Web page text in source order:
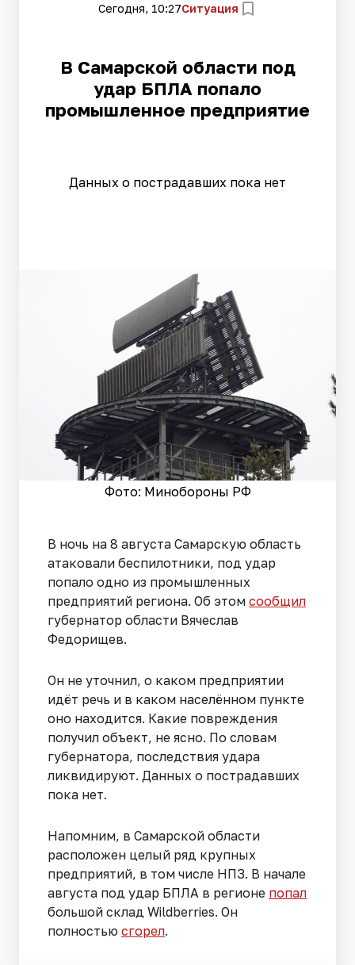
Сегодня, 10:27Ситуация
В Самарской области под
удар БПЛА попало
промышленное предприятие
Данных о пострадавших пока нет
Фото: Минобороны РФ
В ночь на 8 августа Самарскую область
атаковали беспилотники, под удар
попало одно из промышленных
предприятий региона. Об этом сообщил
губернатор области Вячеслав
Федорищев.
Он не уточнил, о каком предприятии
идёт речь и в каком населённом пункте
оно находится. Какие повреждения
получил объект, не ясно. По словам
губернатора, последствия удара
ликвидируют. Данных о пострадавших
пока нет.
Напомним, в Самарской области
расположен целый ряд крупных
предприятий, в том числе НПЗ. В начале
августа под удар БПЛА в регионе попал
большой склад Wildberries. Он
полностью сгорел.